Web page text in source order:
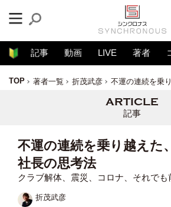
記事 動画 LIVE 著者
TOP 著者一覧 折茂武彦 不運の連続を乗
記事
不運の連続を乗り越えた
社長の思考法
クラブ解体、震災、コロナ、それでも
折茂武彦